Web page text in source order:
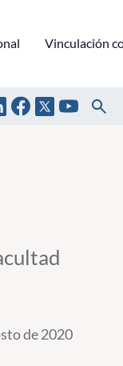
Vinculación
de 2020